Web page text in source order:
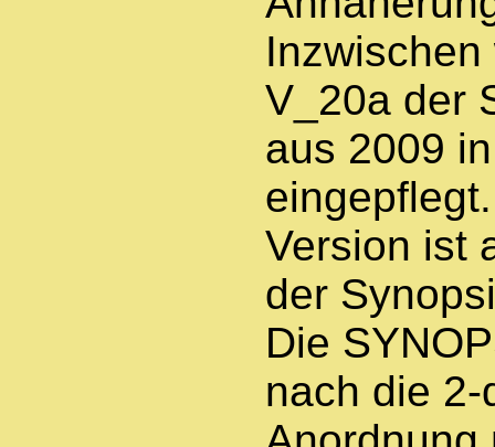
V_20a der
aus 2009
Version ist
der
Die
nach die